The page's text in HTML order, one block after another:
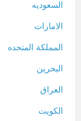
السعوديه
الامارات
المملكة المتحده
البحرين
العراق
الكويت